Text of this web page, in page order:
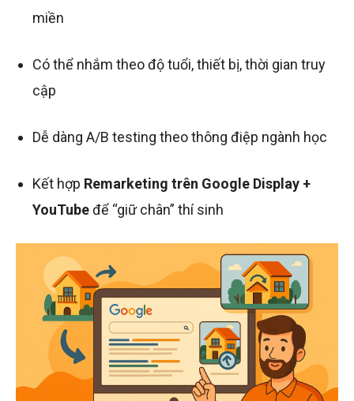
miền
Có thể nhắm theo độ tuổi, thiết bị, thời gian truy
cập
Dễ dàng A/B testing theo thông điệp ngành học
Kết hợp Remarketing trên Google Display +
YouTubeđể “giữ chân” thí sinh